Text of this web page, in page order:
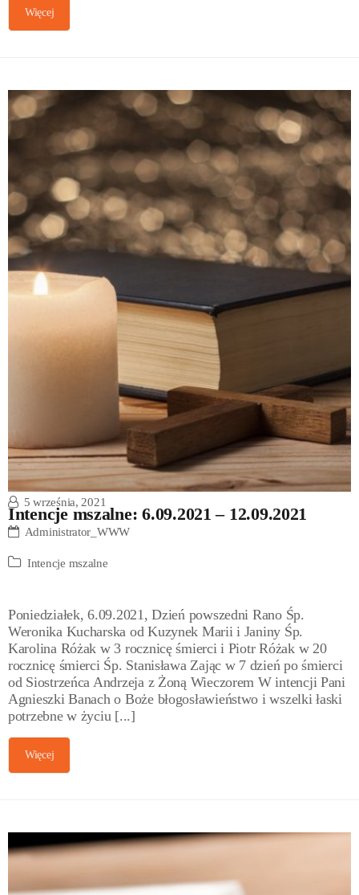
Więcej
Intencje mszalne: 6.09.2021 – 12.09.2021
5 września, 2021
Administrator_WWW
Intencje mszalne
Poniedziałek, 6.09.2021, Dzień powszedni Rano Śp.
Weronika Kucharska od Kuzynek Marii i Janiny Śp.
Karolina Różak w 3 rocznicę śmierci i Piotr Różak w 20
rocznicę śmierci Śp. Stanisława Zając w 7 dzień po śmierci
od Siostrzeńca Andrzeja z Żoną Wieczorem W intencji Pani
Agnieszki Banach o Boże błogosławieństwo i wszelki łaski
potrzebne w życiu [...]
Więcej